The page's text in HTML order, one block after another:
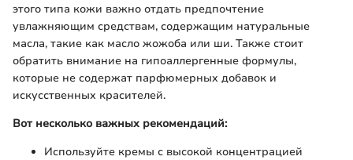
этого типа кожи важно отдать предпочтение
увлажняющим средствам, содержащим натуральные
масла, такие как масло жожоба или ши. Также стоит
обратить внимание на гипоаллергенные формулы,
которые не содержат парфюмерных добавок и
искусственных красителей.
Вот несколько важных рекомендаций:
Используйте кремы с высокой концентрацией